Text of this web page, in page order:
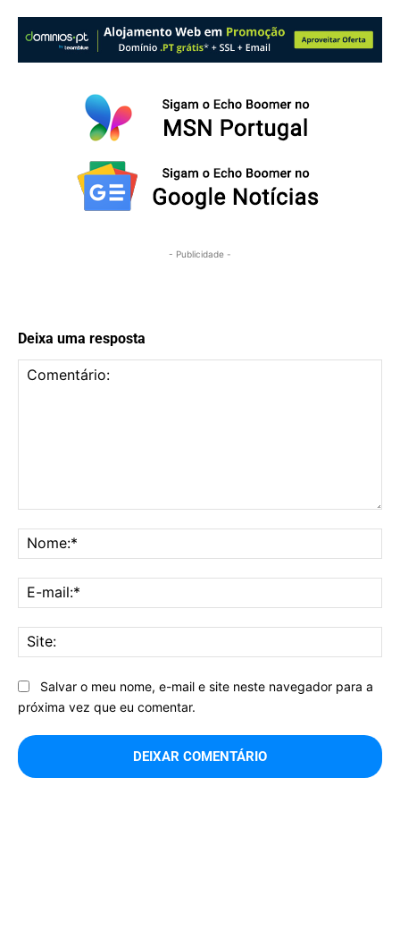
- Publicidade -
Deixa uma resposta
Salvar o meu nome, e-mail e site neste navegador para a
próxima vez que eu comentar.